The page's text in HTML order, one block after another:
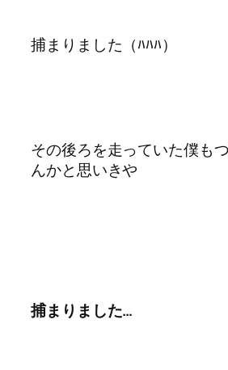
捕まりました（ﾊﾊﾊ）
その後ろを走っていた僕も
んかと思いきや
捕まりました…